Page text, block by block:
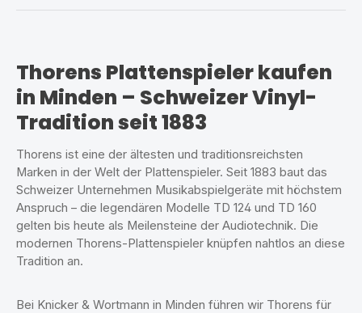
Thorens Plattenspieler kaufen
in Minden – Schweizer Vinyl-
Tradition seit 1883
Thorens ist eine der ältesten und traditionsreichsten
Marken in der Welt der Plattenspieler. Seit 1883 baut das
Schweizer Unternehmen Musikabspielgeräte mit höchstem
Anspruch – die legendären Modelle TD 124 und TD 160
gelten bis heute als Meilensteine der Audiotechnik. Die
modernen Thorens-Plattenspieler knüpfen nahtlos an diese
Tradition an.
Bei Knicker & Wortmann in Minden führen wir Thorens für